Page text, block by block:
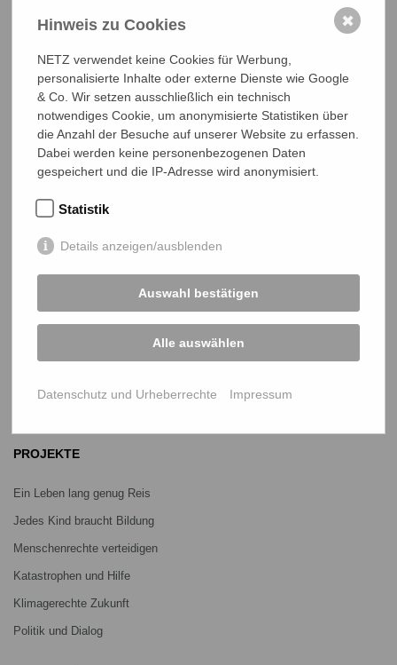
NETZ Partnerschaft für Entwicklung und Gerechtigkeit e.V.
Marktlaubenstraße 9
35390 Gießen
Germany
netz@bangladesch.org
Bangladesch-Portal
Projekte
PROJEKTE
Ein Leben lang genug Reis
Jedes Kind braucht Bildung
Menschenrechte verteidigen
Katastrophen und Hilfe
Klimagerechte Zukunft
Politik und Dialog
Hinweis zu Cookies
NETZ verwendet keine Cookies für Werbung,
personalisierte Inhalte oder externe Dienste wie Google
& Co. Wir setzen ausschließlich ein technisch
notwendiges Cookie, um anonymisierte Statistiken über
die Anzahl der Besuche auf unserer Website zu erfassen.
Dabei werden keine personenbezogenen Daten
gespeichert und die IP-Adresse wird anonymisiert.
Statistik
Details anzeigen/ausblenden
Auswahl bestätigen
Alle auswählen
Datenschutz und Urheberrechte Impressum
✖